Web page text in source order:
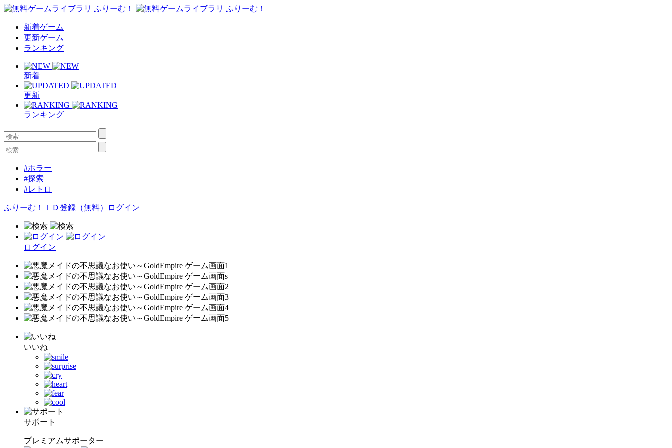
新着ゲーム
更新ゲーム
ランキング
新着
更新
ランキング
#ホラー
#探索
#レトロ
ふりーむ！ＩＤ登録（無料） ログイン
ログイン
いいね
サポート
プレミアムサポーター